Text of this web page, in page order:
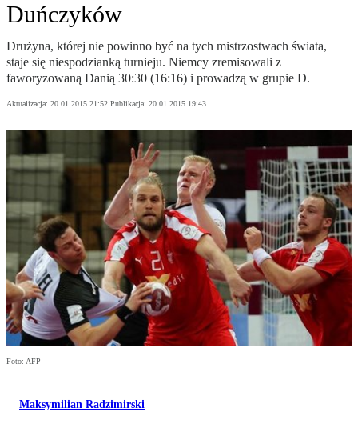
Duńczyków
Drużyna, której nie powinno być na tych mistrzostwach świata,
staje się niespodzianką turnieju. Niemcy zremisowali z
faworyzowaną Danią 30:30 (16:16) i prowadzą w grupie D.
Aktualizacja: 20.01.2015 21:52 Publikacja: 20.01.2015 19:43
Foto: AFP
Maksymilian Radzimirski